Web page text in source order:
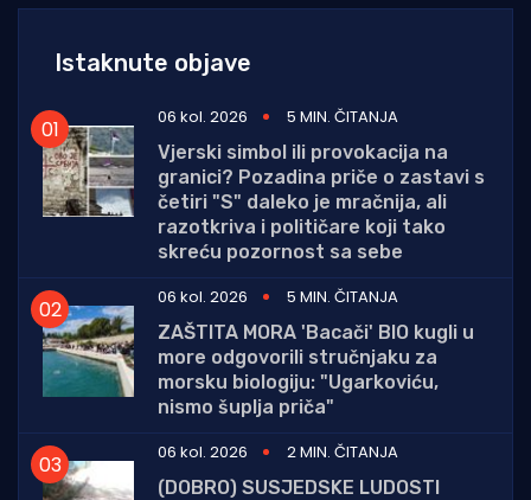
Istaknute objave
06 kol. 2026
5 MIN. ČITANJA
Vjerski simbol ili provokacija na
granici? Pozadina priče o zastavi s
četiri "S" daleko je mračnija, ali
razotkriva i političare koji tako
skreću pozornost sa sebe
06 kol. 2026
5 MIN. ČITANJA
ZAŠTITA MORA 'Bacači' BIO kugli u
more odgovorili stručnjaku za
morsku biologiju: "Ugarkoviću,
nismo šuplja priča"
06 kol. 2026
2 MIN. ČITANJA
(DOBRO) SUSJEDSKE LUDOSTI